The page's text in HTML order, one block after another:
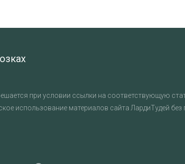
при условии ссылки на соответствующую
использование материалов сайта ЛардиТудей